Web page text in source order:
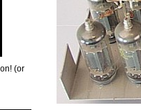
(or